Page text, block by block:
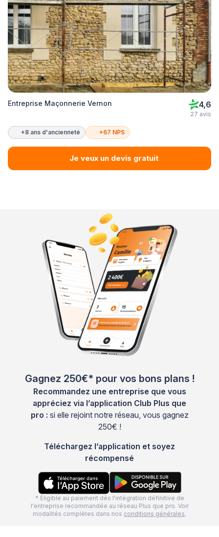
Entreprise Maçonnerie Vernon 4,6
27 avis
+8 ans d'ancienneté +67 NPS
Je veux un devis gratuit
Gagnez 250€* pour vos bons plans !
Recommandez une entreprise que vous
appréciez via l’application Club Plus que
pro : si elle rejoint notre réseau, vous gagnez
250€ !
Téléchargez l’application et soyez
récompensé
* Eligible au paiement dès l'intégration définitive de
l'entreprise recommandée au réseau Plus que pro. Voir
modalités complètes dans nos conditions générales.